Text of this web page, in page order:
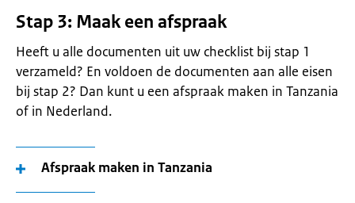
Stap 3: Maak een afspraak
Heeft u alle documenten uit uw checklist bij stap 1
verzameld? En voldoen de documenten aan alle eisen
bij stap 2? Dan kunt u een afspraak maken in Tanzania
of in Nederland.
Afspraak maken in Tanzania